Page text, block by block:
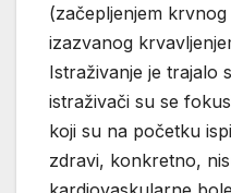
(začepljenjem
izazvanog
Istraživanje je trajalo
istraživači su se
koji su na početku
zdravi, konkretno,